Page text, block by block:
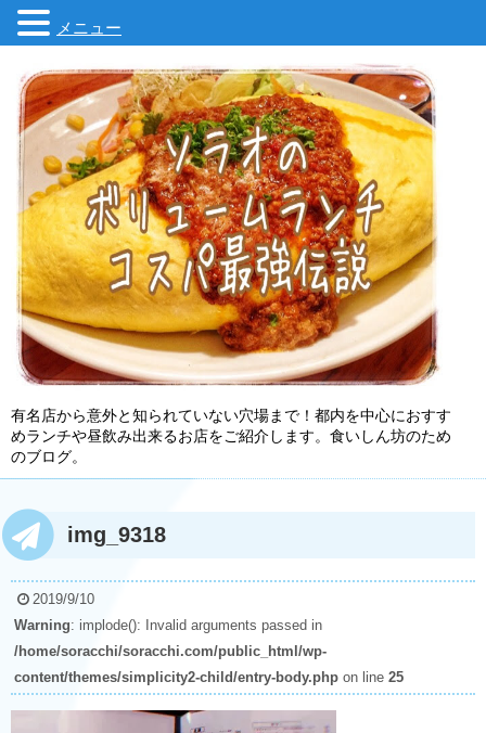
有名店から意外と知られていない穴場まで！都内を中心におすす
めランチや昼飲み出来るお店をご紹介します。食いしん坊のため
のブログ。
img_9318
2019/9/10
Warning: implode(): Invalid arguments passed in
/home/soracchi/soracchi.com/public_html/wp-
content/themes/simplicity2-child/entry-body.php on line 25
メニュー